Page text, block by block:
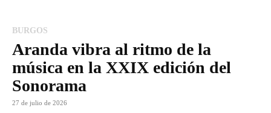
BURGOS
Aranda vibra al ritmo de la
música en la XXIX edición del
Sonorama
27 de julio de 2026